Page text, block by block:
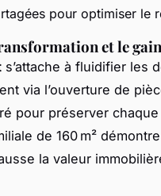
pour optimiser le
et le
s’attache à fluidifier les
via l’ouverture de
pour préserver
de 160 m²
la valeur